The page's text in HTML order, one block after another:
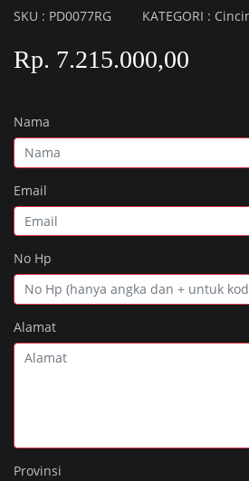
SKU : PD0077RG KATEGORI :
Rp. 7.215.000,00
Nama
Email
No Hp
Alamat
Provinsi